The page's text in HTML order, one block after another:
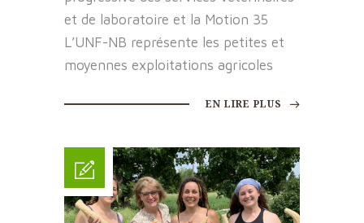
et de laboratoire et la Motion 35
L’UNF-NB représente les petites et
moyennes exploitations agricoles
EN LIRE PLUS